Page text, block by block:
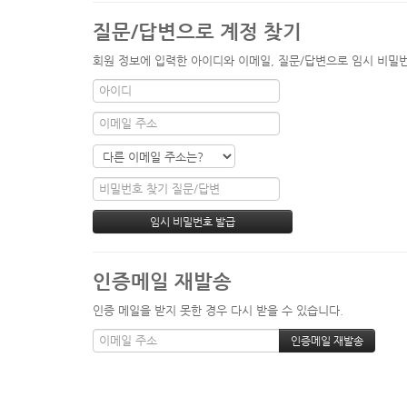
질문/답변으로 계정 찾기
회원 정보에 입력한 아이디와 이메일, 질문/답변으로 임시 비밀
인증메일 재발송
인증 메일을 받지 못한 경우 다시 받을 수 있습니다.